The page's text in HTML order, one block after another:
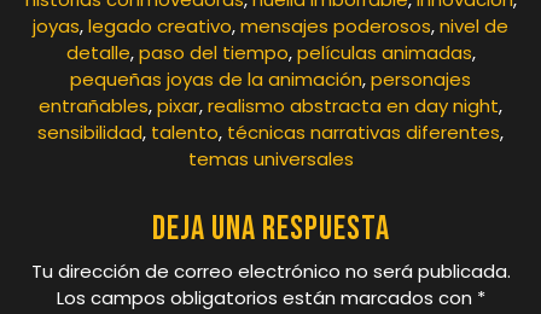
joyas,legado creativo,mensajes poderosos,nivel de
detalle,paso del tiempo,películas animadas,
pequeñas joyas de la animación,personajes
entrañables,pixar,realismo abstracta en day night,
sensibilidad, talento, técnicas narrativas diferentes,
temas universales
Deja una respuesta
Tu dirección de correo electrónico no será publicada.
Los campos obligatorios están marcados con *